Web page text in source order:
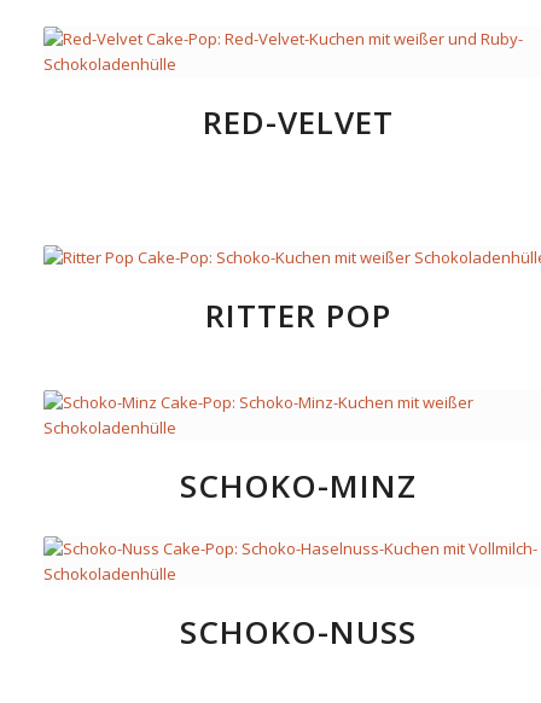
RED-VELVET
RITTER POP
SCHOKO-MINZ
SCHOKO-NUSS